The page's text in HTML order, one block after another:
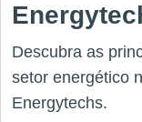
Descubra as
setor energético
Energytechs.